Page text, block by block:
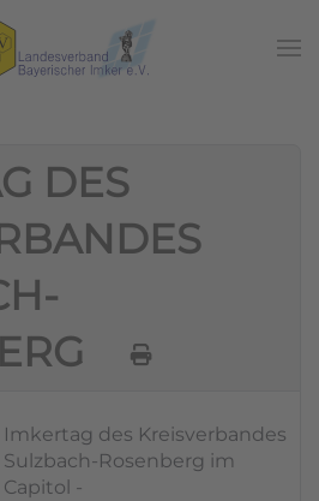
DES
Imkertag des Kreisverbandes
Sulzbach-Rosenberg im
Capitol -